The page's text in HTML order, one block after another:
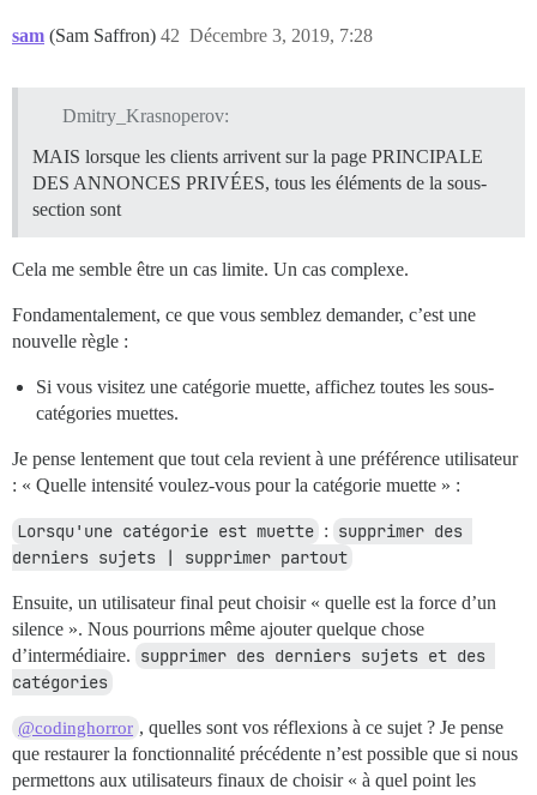
sam (Sam Saffron) Décembre 3, 2019, 7:28
42
Dmitry_Krasnoperov:
MAIS lorsque les clients arrivent sur la page PRINCIPALE
DES ANNONCES PRIVÉES, tous les éléments de la sous-
section sont
Cela me semble être un cas limite. Un cas complexe.
Fondamentalement, ce que vous semblez demander, c’est une
nouvelle règle :
Si vous visitez une catégorie muette, affichez toutes les sous-
catégories muettes.
Je pense lentement que tout cela revient à une préférence utilisateur
: « Quelle intensité voulez-vous pour la catégorie muette » :
Lorsqu'une catégorie est muette : supprimer des
derniers sujets | supprimer partout
Ensuite, un utilisateur final peut choisir « quelle est la force d’un
silence ». Nous pourrions même ajouter quelque chose
d’intermédiaire. supprimer des derniers sujets et des
catégories
@codinghorror , quelles sont vos réflexions à ce sujet ? Je pense
que restaurer la fonctionnalité précédente n’est possible que si nous
permettons aux utilisateurs finaux de choisir « à quel point les